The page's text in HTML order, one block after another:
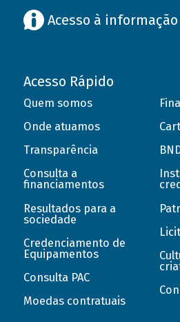
Acesso à informação
Acesso Rápido
Quem somos
Onde atuamos
Transparência
Consulta a
financiamentos
Resultados para a
sociedade
Credenciamento de
Equipamentos
Consulta PAC
Moedas contratuais